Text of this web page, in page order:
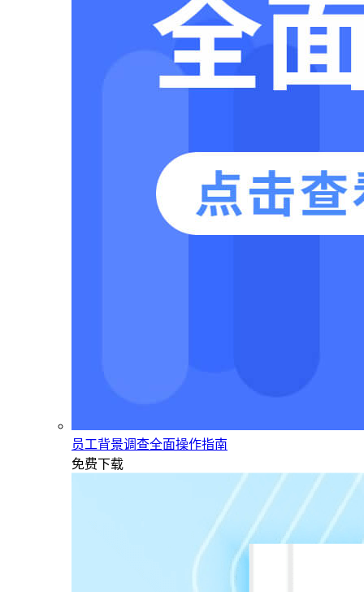
员工背景调查全面操作指南
免费下载